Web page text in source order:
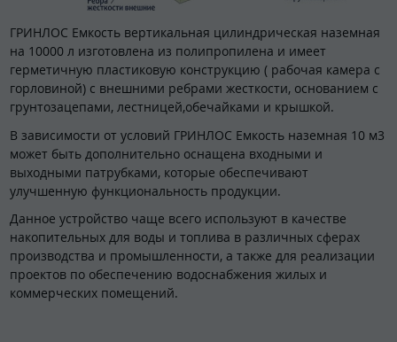
ГРИНЛОС Емкость вертикальная цилиндрическая наземная
на 10000 л изготовлена из полипропилена и имеет
герметичную пластиковую конструкцию ( рабочая камера с
горловиной) с внешними ребрами жесткости, основанием с
грунтозацепами, лестницей,обечайками и крышкой.
В зависимости от условий ГРИНЛОС Емкость наземная 10 м3
может быть дополнительно оснащена входными и
выходными патрубками, которые обеспечивают
улучшенную функциональность продукции.
Данное устройство чаще всего используют в качестве
накопительных для воды и топлива в различных сферах
производства и промышленности, а также для реализации
проектов по обеспечению водоснабжения жилых и
коммерческих помещений.